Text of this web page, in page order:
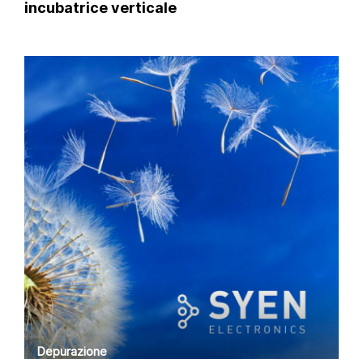
incubatrice verticale
Depurazione